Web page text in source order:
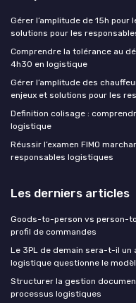
Gérer l’amplitude de 15h
solutions pour les
Comprendre la tolérance au
4h30 en logistique
Gérer l’amplitude des
enjeux et solutions pour les
Definition colisage :
logistique
Réussir l’examen FIMO
responsables logistiques
Les derniers articles
Goods-to-person vs person-
profil de commandes
Le 3PL de demain sera-t-il un
logistique questionne le
Structurer la gestion
processus logistiques